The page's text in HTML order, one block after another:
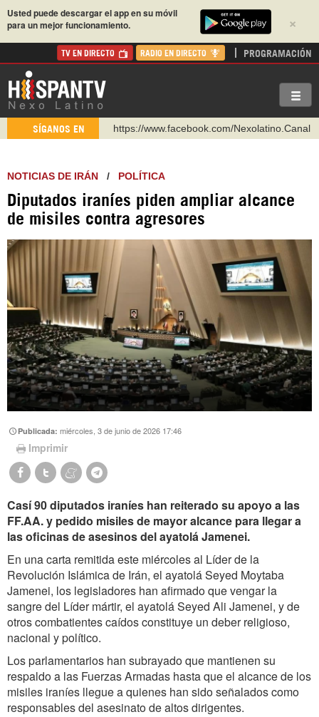
×
Usted puede descargar el app en su móvil
para un mejor funcionamiento.
TV EN DIRECTO RADIO EN DIRECTO PROGRAMACIÓN
SÍGANOS EN
https://www.facebook.com/Nexolatino.Canal
http://twitter.com/nexo_latino
https://t.me/hispantvcanal
https://urmedium.com/c/hispantv
Instagram como: hispan_tv
NOTICIAS DE IRÁN / POLÍTICA
Diputados iraníes piden ampliar alcance
de misiles contra agresores
Publicada:miércoles, 3 de junio de 2026 17:46
Imprimir
Casí 90 diputados iraníes han reiterado su apoyo a las
FF.AA. y pedido misiles de mayor alcance para llegar a
las oficinas de asesinos del ayatolá Jamenei.
En una carta remitida este miércoles al Líder de la
Revolución Islámica de Irán, el ayatolá Seyed Moytaba
Jamenei, los legisladores han afirmado que vengar la
sangre del Líder mártir, el ayatolá Seyed Ali Jamenei, y de
otros combatientes caídos constituye un deber religioso,
nacional y político.
Los parlamentarios han subrayado que mantienen su
respaldo a las Fuerzas Armadas hasta que el alcance de los
misiles iraníes llegue a quienes han sido señalados como
responsables del asesinato de altos dirigentes.